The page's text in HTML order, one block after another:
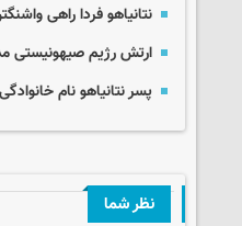
نتانیاهو فردا راهی
ارتش رژیم صیهونیستی
پسر نتانیاهو نام
نظر شما